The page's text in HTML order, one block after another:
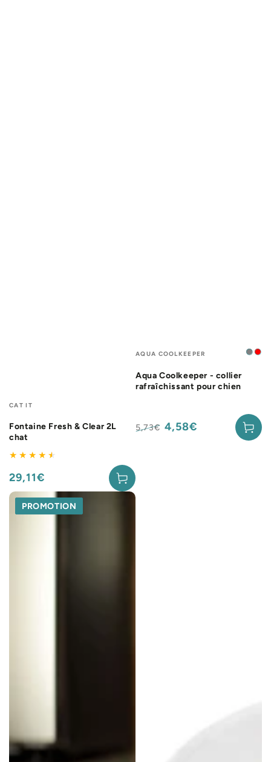
Fournisseur:
CAT IT
Fontaine Fresh & Clear 2L
chat
Prix
normal
29,11€
Fournisseur:
AQUA COOLKEEPER Gris
Aqua Coolkeeper - collier
rafraîchissant pour chien
5,73€ 4,58€
PROMOTION